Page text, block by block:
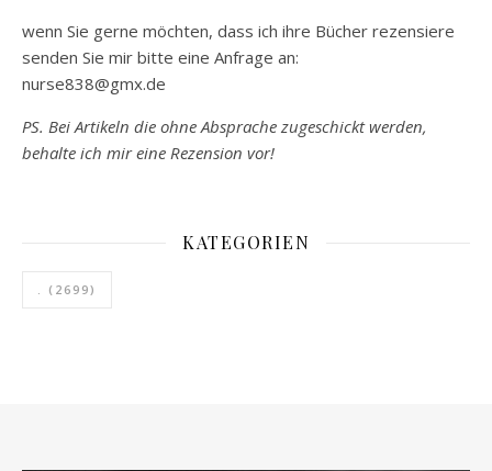
wenn Sie gerne möchten, dass ich ihre Bücher rezensiere
senden Sie mir bitte eine Anfrage an:
nurse838@gmx.de
PS. Bei Artikeln die ohne Absprache zugeschickt werden,
behalte ich mir eine Rezension vor!
KATEGORIEN
. (2699)